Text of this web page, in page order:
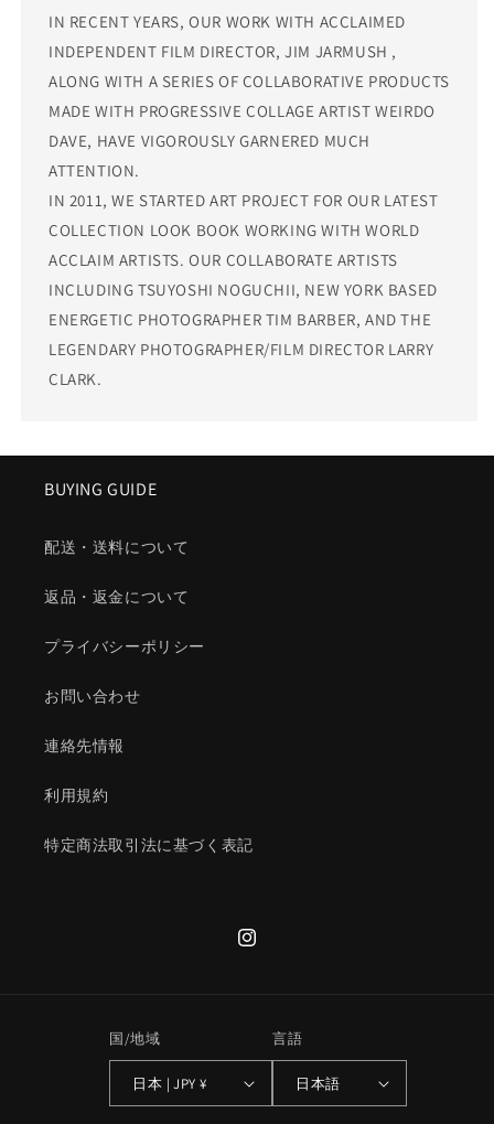
IN RECENT YEARS, OUR WORK WITH ACCLAIMED
INDEPENDENT FILM DIRECTOR, JIM JARMUSH ,
ALONG WITH A SERIES OF COLLABORATIVE PRODUCTS
MADE WITH PROGRESSIVE COLLAGE ARTIST WEIRDO
DAVE, HAVE VIGOROUSLY GARNERED MUCH
ATTENTION.
IN 2011, WE STARTED ART PROJECT FOR OUR LATEST
COLLECTION LOOK BOOK WORKING WITH WORLD
ACCLAIM ARTISTS. OUR COLLABORATE ARTISTS
INCLUDING TSUYOSHI NOGUCHII, NEW YORK BASED
ENERGETIC PHOTOGRAPHER TIM BARBER, AND THE
LEGENDARY PHOTOGRAPHER/FILM DIRECTOR LARRY
CLARK.
BUYING GUIDE
配送・送料について
返品・返金について
プライバシーポリシー
お問い合わせ
連絡先情報
利用規約
特定商法取引法に基づく表記
Instagram
国/地域
日本 | JPY ¥
言語
日本語